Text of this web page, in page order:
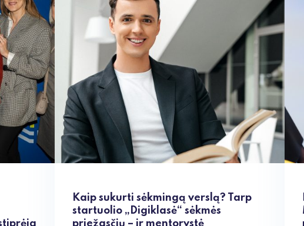
Kaip sukurti sėkmingą verslą? Tarp
startuolio „Digiklasė“ sėkmės
priežasčių – ir mentorystė